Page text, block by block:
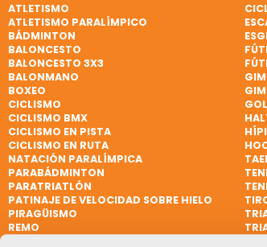
ATLETISMO
ATLETISMO PARALÍMPICO
BÁDMINTON
BALONCESTO
BALONCESTO 3X3
BALONMANO
BOXEO
CICLISMO
CICLISMO BMX
CICLISMO EN PISTA
CICLISMO EN RUTA
NATACIÓN PARALÍMPICA
PARABÁDMINTON
PARATRIATLÓN
PATINAJE DE VELOCIDAD SOBRE HIELO
PIRAGÜISMO
REMO